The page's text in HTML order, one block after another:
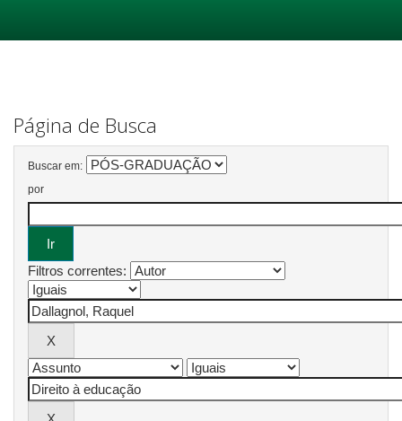
Página de Busca
Buscar em:
por
Filtros correntes: